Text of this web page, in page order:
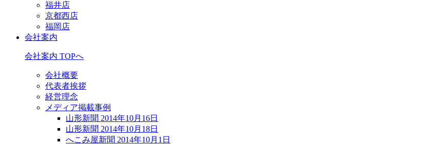
福井店
京都西店
福岡店
会社案内
会社案内 TOPへ
会社概要
代表者挨拶
経営理念
メディア掲載事例
山形新聞 2014年10月16日
山形新聞 2014年10月18日
へこみ屋新聞 2014年10月1日